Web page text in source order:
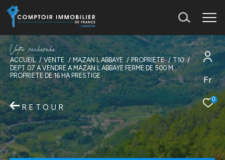
Fr
0
Votre recherche
ACCUEIL VENTE MAZAN L ABBAYE PROPRIETE
T10
DEPT 07 A VENDRE A MAZAN L ABBAYE FERME DE 500 M
PROPRIETE DE 16 HA PRESTIGE
RETOUR